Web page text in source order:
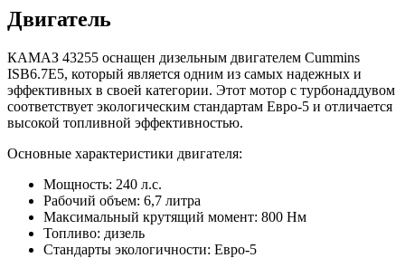
Двигатель
КАМАЗ 43255 оснащен дизельным двигателем Cummins
ISB6.7E5, который является одним из самых надежных и
эффективных в своей категории. Этот мотор с турбонаддувом
соответствует экологическим стандартам Евро-5 и отличается
высокой топливной эффективностью.
Основные характеристики двигателя:
Мощность: 240 л.с.
Рабочий объем: 6,7 литра
Максимальный крутящий момент: 800 Нм
Топливо: дизель
Стандарты экологичности: Евро-5